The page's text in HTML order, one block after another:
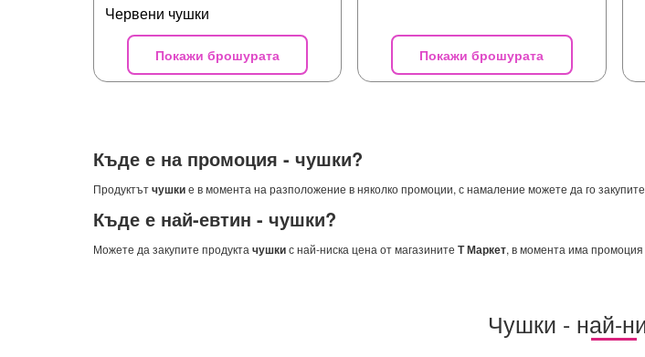
Червени чушки
Покажи брошурата Покажи брошурата
Къде е на промоция - чушки?
Продуктътчушкие в момента на разположение в няколко промоции, с намаление можете да го
Къде е най-евтин - чушки?
Можете да закупите продукта чушкис най-ниска цена от магазините Т Маркет, в момента има
Чушки - най-